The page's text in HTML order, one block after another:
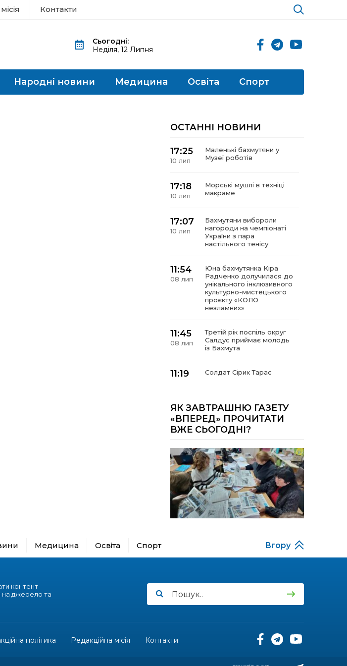
Контакти
Сьогодні:
Неділя, 12 Липня
Народні новини Медицина Освіта Спорт
ОСТАННІ НОВИНИ
17:25
10 лип
Маленькі бахмутяни у
Музеї роботів
17:18
10 лип
Морські мушлі в техніці
макраме
17:07
10 лип
Бахмутяни вибороли
нагороди на чемпіонаті
України з пара
настільного тенісу
11:54
08 лип
Юна бахмутянка Кіра
Радченко долучилася до
унікального інклюзивного
культурно-мистецького
проєкту «КОЛО
незламних»
11:45
08 лип
Третій рік поспіль округ
Салдус приймає молодь
із Бахмута
11:19
Солдат Сірик Тарас
14:07
06 лип
Де тчуться долі
13:52
06 лип
Бахмутяни у Полтаві
побували на концерті
«Натхненні літом»
13:46
06 лип
Частині ВПО можуть
призупинити виплати: що
варто зробити
переселенцям
03 лип
20:48
ЯК ЗАВТРАШНЮ ГАЗЕТУ
«ВПЕРЕД» ПРОЧИТАТИ
ВЖЕ СЬОГОДНІ?
Медицина Освіта Спорт Вгору
контент
на джерело та
політика Редакційна місія Контакти